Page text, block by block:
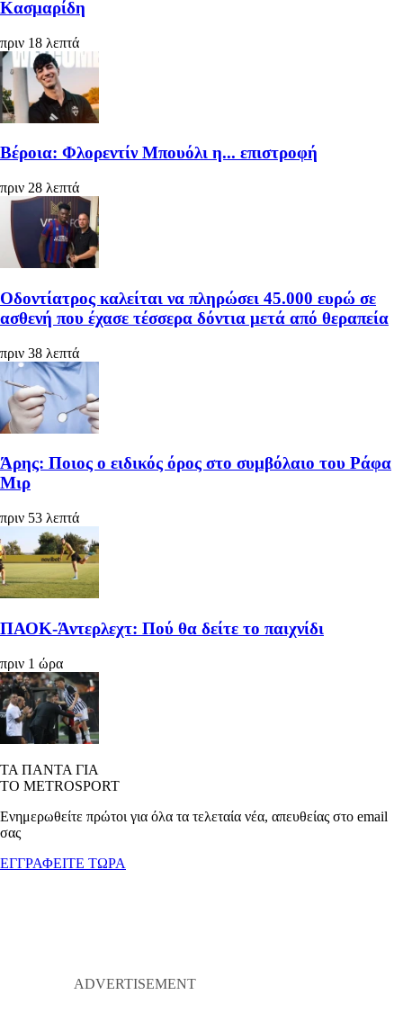
Κασμαρίδη
πριν 18 λεπτά
Βέροια: Φλορεντίν Μπουόλι η... επιστροφή
πριν 28 λεπτά
Οδοντίατρος καλείται να πληρώσει 45.000 ευρώ σε
ασθενή που έχασε τέσσερα δόντια μετά από θεραπεία
πριν 38 λεπτά
Άρης: Ποιος ο ειδικός όρος στο συμβόλαιο του Ράφα
Μιρ
πριν 53 λεπτά
ΠΑΟΚ-Άντερλεχτ: Πού θα δείτε το παιχνίδι
πριν 1 ώρα
ΤΑ ΠΑΝΤΑ ΓΙΑ
ΤΟ METROSPORT
Ενημερωθείτε πρώτοι για όλα τα τελεταία νέα, απευθείας στο email
σας
ΕΓΓΡΑΦΕΙΤΕ ΤΩΡΑ